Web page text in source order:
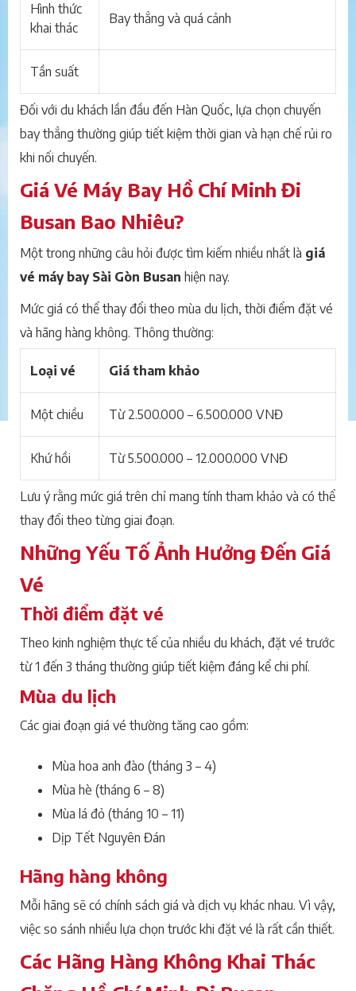
Hình thức
khai thác
Bay thẳng và quá cảnh
Tần suất
Đối với du khách lần đầu đến Hàn Quốc, lựa chọn chuyến
bay thẳng thường giúp tiết kiệm thời gian và hạn chế rủi ro
khi nối chuyến.
Giá Vé Máy Bay Hồ Chí Minh Đi
Busan Bao Nhiêu?
Một trong những câu hỏi được tìm kiếm nhiều nhất là giá
vé máy bay Sài Gòn Busan hiện nay.
Mức giá có thể thay đổi theo mùa du lịch, thời điểm đặt vé
và hãng hàng không. Thông thường:
Loại vé Giá tham khảo
Một chiều Từ 2.500.000 – 6.500.000 VNĐ
Khứ hồi Từ 5.500.000 – 12.000.000 VNĐ
Lưu ý rằng mức giá trên chỉ mang tính tham khảo và có thể
thay đổi theo từng giai đoạn.
Những Yếu Tố Ảnh Hưởng Đến Giá
Vé
Thời điểm đặt vé
Theo kinh nghiệm thực tế của nhiều du khách, đặt vé trước
từ 1 đến 3 tháng thường giúp tiết kiệm đáng kể chi phí.
Mùa du lịch
Các giai đoạn giá vé thường tăng cao gồm:
Mùa hoa anh đào (tháng 3 – 4)
Mùa hè (tháng 6 – 8)
Mùa lá đỏ (tháng 10 – 11)
Dịp Tết Nguyên Đán
Hãng hàng không
Mỗi hãng sẽ có chính sách giá và dịch vụ khác nhau. Vì vậy,
việc so sánh nhiều lựa chọn trước khi đặt vé là rất cần thiết.
Các Hãng Hàng Không Khai Thác